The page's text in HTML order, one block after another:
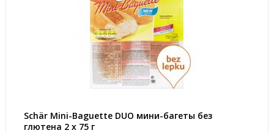
Schär Mini-Baguette DUO мини-багеты без
глютена 2 х 75 г